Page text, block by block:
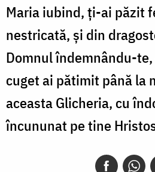
Maria iubind, ţi-ai păzit
nestricată, şi din
Domnul îndemnându-
cuget ai pătimit până la
aceasta Glicheria, cu
încununat pe tine